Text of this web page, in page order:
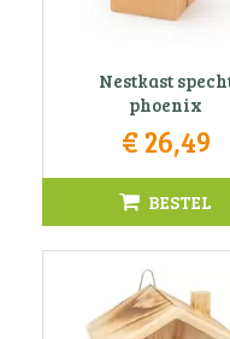
Nestkast
phoenix
€ 26,49
BESTEL